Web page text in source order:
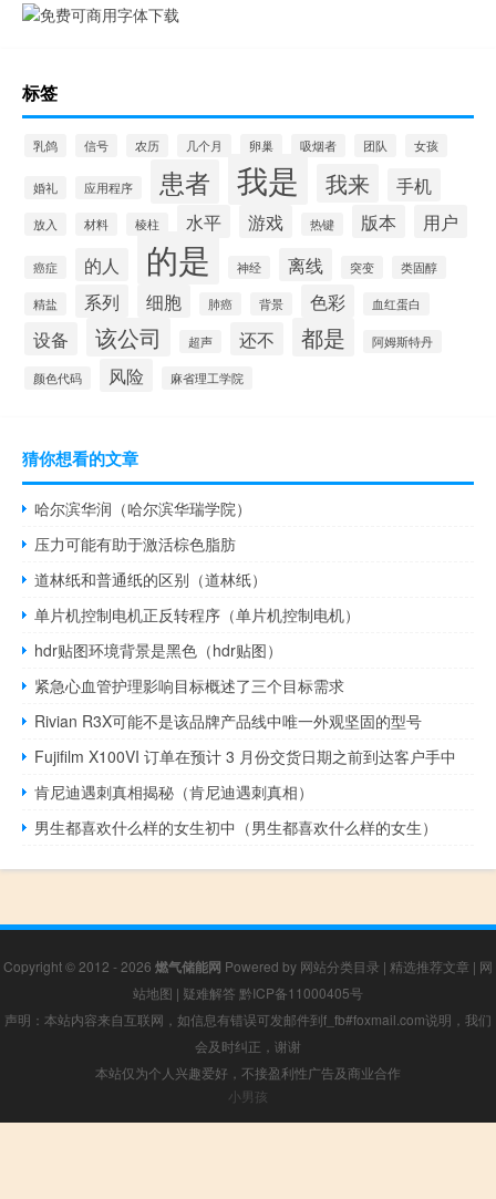
标签
乳鸽 信号 农历 几个月 卵巢 吸烟者 团队 女孩
婚礼 应用程序 患者 我是 我来 手机
放入 材料 棱柱 水平 游戏 热键 版本 用户
癌症 的人 的是 神经 离线 突变 类固醇
精盐 系列 细胞 肺癌 背景 色彩 血红蛋白
设备 该公司 超声 还不 都是 阿姆斯特丹
颜色代码 风险 麻省理工学院
猜你想看的文章
哈尔滨华润（哈尔滨华瑞学院）
压力可能有助于激活棕色脂肪
道林纸和普通纸的区别（道林纸）
单片机控制电机正反转程序（单片机控制电机）
hdr贴图环境背景是黑色（hdr贴图）
紧急心血管护理影响目标概述了三个目标需求
Rivian R3X可能不是该品牌产品线中唯一外观坚固的型号
Fujifilm X100VI 订单在预计 3 月份交货日期之前到达客户手中
肯尼迪遇刺真相揭秘（肯尼迪遇刺真相）
男生都喜欢什么样的女生初中（男生都喜欢什么样的女生）
Copyright © 2012 - 2026 燃气储能网 Powered by 网站分类目录 | 精选推荐文章 | 网
站地图 | 疑难解答 黔ICP备11000405号
声明：本站内容来自互联网，如信息有错误可发邮件到f_fb#foxmail.com说明，我们
会及时纠正，谢谢
本站仅为个人兴趣爱好，不接盈利性广告及商业合作
小男孩